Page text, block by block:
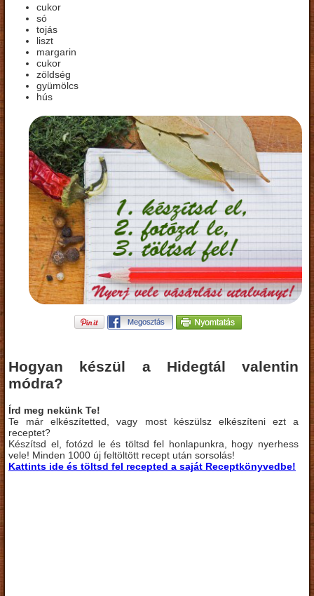
cukor
só
tojás
liszt
margarin
cukor
zöldség
gyümölcs
hús
Hogyan készül a Hidegtál valentin
módra?
Írd meg nekünk Te!
Te már elkészítetted, vagy most készülsz elkészíteni ezt a
receptet?
Készítsd el, fotózd le és töltsd fel honlapunkra, hogy nyerhess
vele! Minden 1000 új feltöltött recept után sorsolás!
Kattints ide és töltsd fel recepted a saját Receptkönyvedbe!